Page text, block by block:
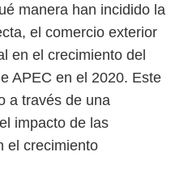
manera han incidido la
el comercio exterior
en el crecimiento del
APEC en el 2020. Este
a través de una
impacto de las
el crecimiento